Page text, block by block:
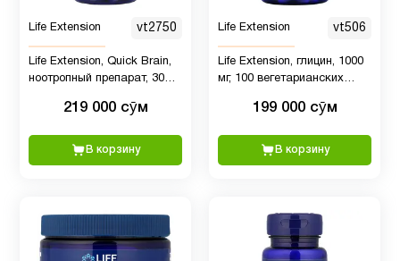
Инозитол 1
Келп
2
Life Extension vt2750
Life Extension, Quick Brain,
ноотропный препарат, 30
219 000 сӯм
В корзину
Life Extension vt506
Life Extension, глицин, 1000
мг, 100 вегетарианских
199 000 сӯм
В корзину